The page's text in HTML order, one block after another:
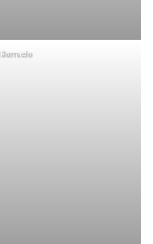
Barruelo